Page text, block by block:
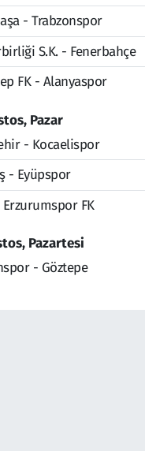
- Trabzonspor
S.K. - Fenerbahçe
FK - Alanyaspor
Pazar
- Kocaelispor
- Eyüpspor
FK
Pazartesi
- Göztepe